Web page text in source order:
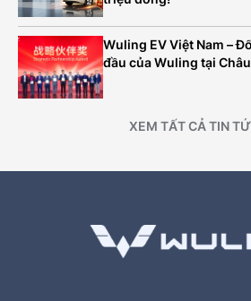
Wuling EV Việt Nam –
đầu của Wuling tại
XEM TẤT CẢ TIN